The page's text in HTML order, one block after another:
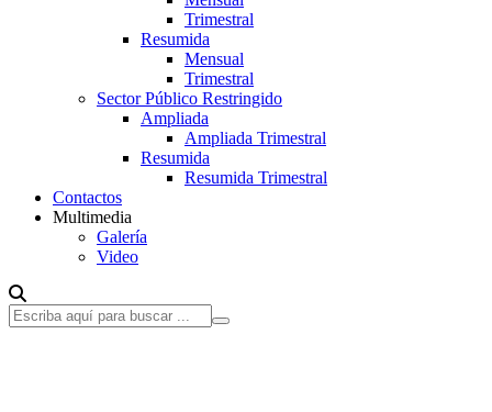
Trimestral
Resumida
Mensual
Trimestral
Sector Público Restringido
Ampliada
Ampliada Trimestral
Resumida
Resumida Trimestral
Contactos
Multimedia
Galería
Video